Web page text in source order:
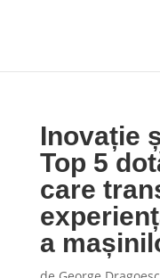
Inovație
Top 5
care
a